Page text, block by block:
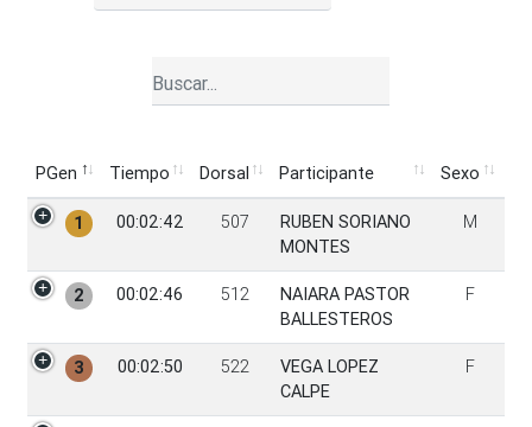
PGen Tiempo Dorsal Participante
Sexo
PGen
Tiempo Dorsal Participante Sexo
1 00:02:42 507
RUBEN SORIANO
MONTES
M
2 00:02:46 512
NAIARA PASTOR
BALLESTEROS
F
3 00:02:50 522
VEGA LOPEZ
CALPE
F